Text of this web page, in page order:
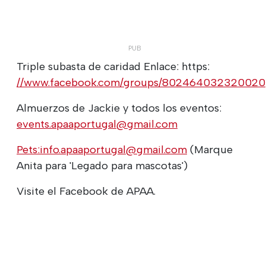
Triple subasta de caridad Enlace: https:
//www.facebook.com/groups/802464032320020
Almuerzos de Jackie y todos los eventos:
events.apaaportugal@gmail.com
Pets:info.apaaportugal@gmail.com (Marque
Anita para 'Legado para mascotas')
Visite el Facebook de APAA.